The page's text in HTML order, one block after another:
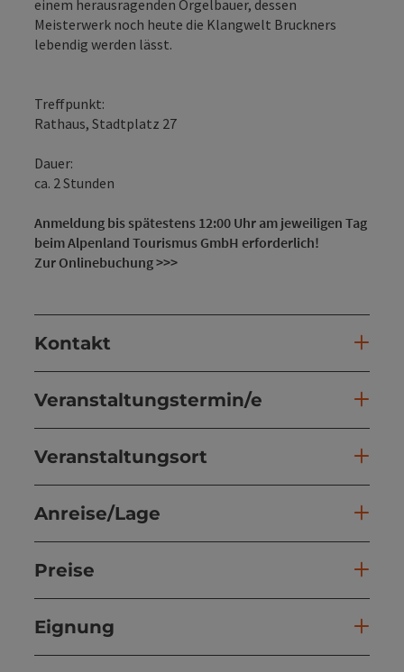
einem herausragenden Orgelbauer, dessen
Meisterwerk noch heute die Klangwelt Bruckners
lebendig werden lässt.
Treffpunkt:
Rathaus, Stadtplatz 27
Dauer:
ca. 2 Stunden
Anmeldung bis spätestens 12:00 Uhr am jeweiligen Tag
beim Alpenland Tourismus GmbH erforderlich!
Zur Onlinebuchung >>>
Kontakt
Veranstaltungstermin/e
Veranstaltungsort
Anreise/Lage
Preise
Eignung